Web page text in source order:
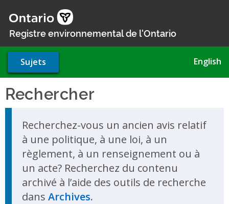
au
contenu
Registre environnemental de l'Ontario
Sujets English
Rechercher
Recherchez-vous un ancien avis relatif
à une politique, à une loi, à un
règlement, à un renseignement ou à
un acte? Recherchez du contenu
archivé à l’aide des outils de recherche
dans Archives.